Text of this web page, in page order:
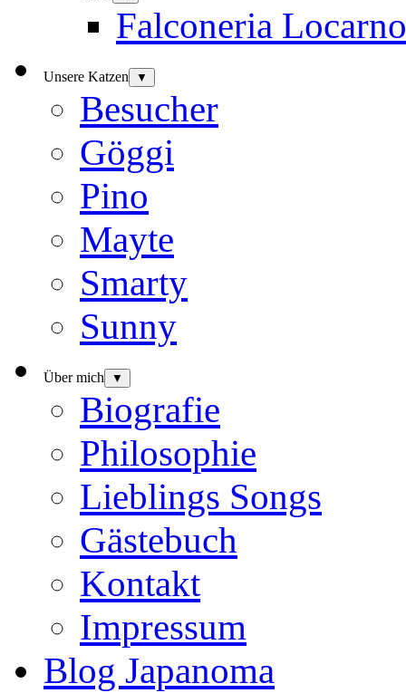
Falconeria Locarno
Unsere Katzen ▼
Besucher
Göggi
Pino
Mayte
Smarty
Sunny
Über mich ▼
Biografie
Philosophie
Lieblings Songs
Gästebuch
Kontakt
Impressum
Blog Japanoma